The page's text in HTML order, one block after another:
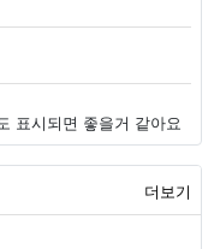
표시되면 좋을거 같아요
더보기